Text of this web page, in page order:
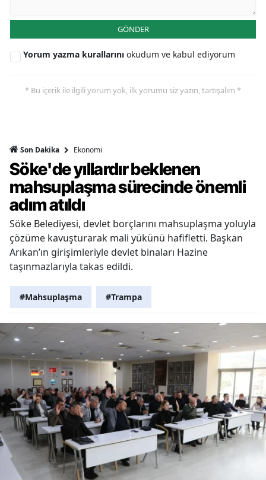
GÖNDER
Yorum yazma kurallarını okudum ve kabul ediyorum
* Bu içerik ile ilgili yorum yok, ilk yorumu siz yazın, tartışalım *
Son Dakika Ekonomi
Söke'de yıllardır beklenen
mahsuplaşma sürecinde önemli
adım atıldı
Söke Belediyesi, devlet borçlarını mahsuplaşma yoluyla
çözüme kavuşturarak mali yükünü hafifletti. Başkan
Arıkan’ın girişimleriyle devlet binaları Hazine
taşınmazlarıyla takas edildi.
#Mahsuplaşma #Trampa